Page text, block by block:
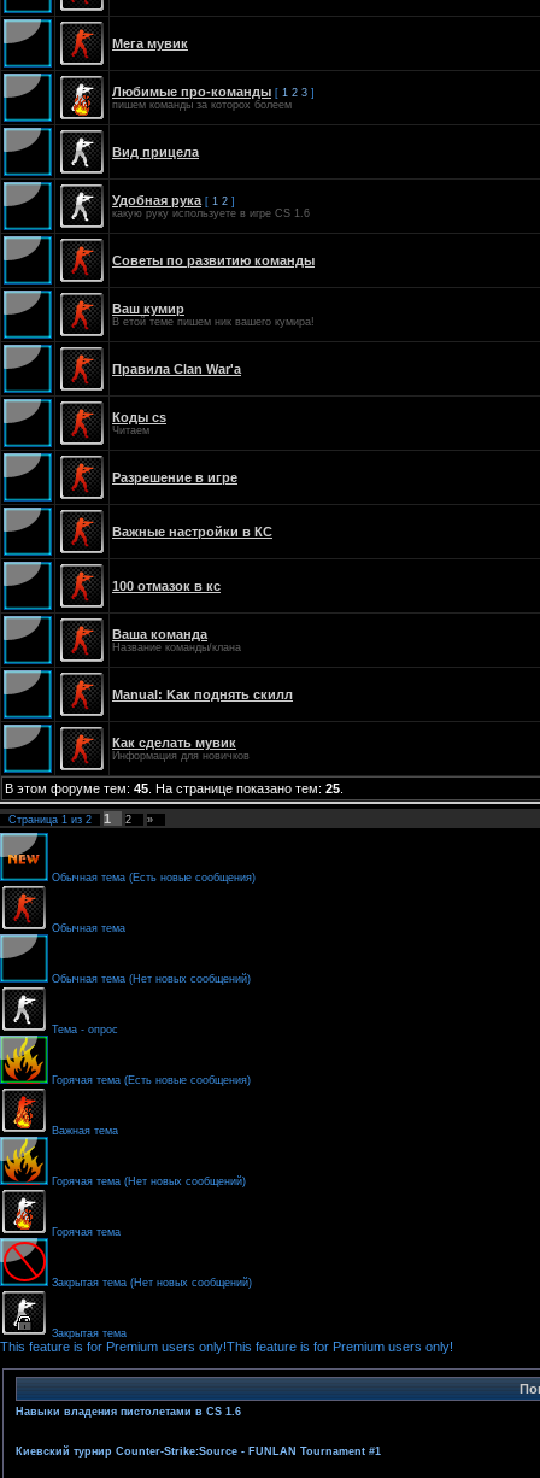
Мега мувик
Любимые про-команды [ 1 2 3 ]
пишем команды за которох болеем
Вид прицела
Удобная рука [ 1 2 ]
какую руку используете в игре CS 1.6
Советы по развитию команды
Ваш кумир
В етой теме пишем ник вашего кумира!
Правила Clan War'a
Коды cs
Читаем
Разрешение в игре
Важные настройки в КС
100 отмазок в кс
Ваша команда
Название команды/клана
Manual: Kак поднять скилл
Как сделать мувик
Информация для новичков
В этом форуме тем: 45 . На странице показано тем: 25
Страница 1 из 2 1 2 »
Обычная тема (Есть новые сообщения)
Обычная тема
Обычная тема (Нет новых сообщений)
Тема - опрос
Горячая тема (Есть новые сообщения)
Важная тема
Горячая тема (Нет новых сообщений)
Горячая тема
Закрытая тема (Нет новых сообщений)
Закрытая тема
This feature is for Premium users only!This feature is for Premium users only!
Навыки владения пистолетами в CS 1.6
Киевский турнир Counter-Strike:Source - FUNLAN Tournament #1